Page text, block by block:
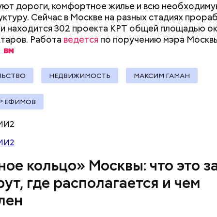
дороги, комфортное жилье и всю
Сейчас в Москве на разных стадиях
находится 302 проекта КРТ общей площадью
Работа ведется по поручению мэра
НЕДВИЖИМОСТЬ МАКСИМ ГАМАН
ЕФИМОВ
кольцо» Москвы: что это
где располагается и чем
метро «Профсоюзная» до Лосиного Острова.
пруды
Как поменять батареи дома и
не получить штраф
Как получить
рублей от
трудной